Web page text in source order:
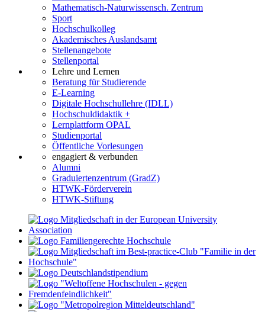
Mathematisch-Naturwissensch. Zentrum
Sport
Hochschulkolleg
Akademisches Auslandsamt
Stellenangebote
Stellenportal
Lehre und Lernen
Beratung für Studierende
E-Learning
Digitale Hochschullehre (IDLL)
Hochschuldidaktik +
Lernplattform OPAL
Studienportal
Öffentliche Vorlesungen
engagiert & verbunden
Alumni
Graduiertenzentrum (GradZ)
HTWK-Förderverein
HTWK-Stiftung